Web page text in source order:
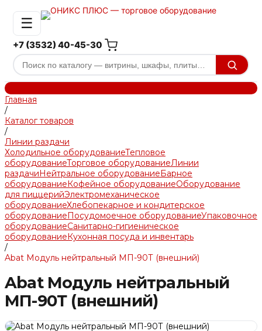
☰
+7 (3532) 40-45-30
Главная
/
Каталог товаров
/
Линии раздачи
Холодильное оборудованиеТепловое
оборудованиеТорговое оборудованиеЛинии
раздачиНейтральное оборудованиеБарное
оборудованиеКофейное оборудованиеОборудование
для пиццерийЭлектромеханическое
оборудованиеХлебопекарное и кондитерское
оборудованиеПосудомоечное оборудованиеУпаковочное
оборудованиеСанитарно-гигиеническое
оборудованиеКухонная посуда и инвентарь
/
Abat Модуль нейтральный МП-90Т (внешний)
Abat Модуль нейтральный
МП-90Т (внешний)